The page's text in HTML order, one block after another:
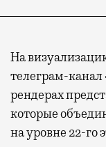
На
телеграм-
рендерах
которые
на уровне 22-го